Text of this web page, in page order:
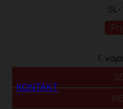
KONTAKT
1.